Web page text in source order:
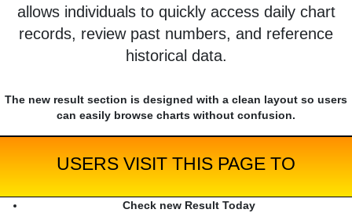
allows individuals to quickly access daily chart
records, review past numbers, and reference
historical data.
The new result section is designed with a clean layout so users
can easily browse charts without confusion.
USERS VISIT THIS PAGE TO
Check new Result Today